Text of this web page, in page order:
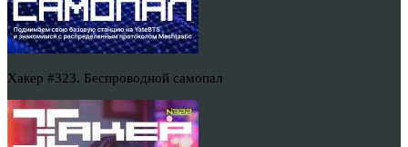
Хакер #323. Беспроводной самопал